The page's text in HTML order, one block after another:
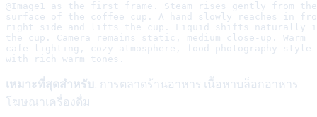
@Image1 as the first frame. Steam rises gently from the
surface of the coffee cup. A hand slowly reaches in
right side and lifts the cup. Liquid shifts naturally
the cup. Camera remains static, medium close-up. Warm
cafe lighting, cozy atmosphere, food photography style
เหมาะที่สุดสำหรับ: การตลาดร้านอาหาร เนื้อหาบล็อกอาหาร
โฆษณาเครื่องดื่ม